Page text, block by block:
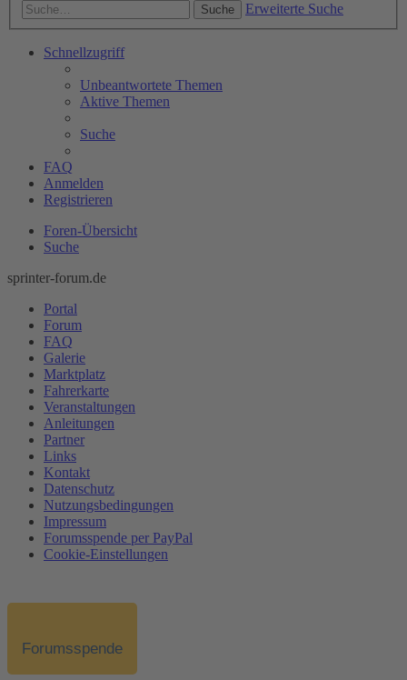
Suche Erweiterte Suche
Schnellzugriff
Unbeantwortete Themen
Aktive Themen
Suche
FAQ
Anmelden
Registrieren
Foren-Übersicht
Suche
sprinter-forum.de
Portal
Forum
FAQ
Galerie
Marktplatz
Fahrerkarte
Veranstaltungen
Anleitungen
Partner
Links
Kontakt
Datenschutz
Nutzungsbedingungen
Impressum
Forumsspende per PayPal
Cookie-Einstellungen
Forumsspende